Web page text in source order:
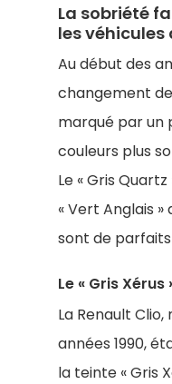
La sobriété
les véhicules
Au début des
changement
marqué par un
couleurs plus
Le « Gris
« Vert Anglais
sont de
Le « Gris
La Renault
années 1990,
la teinte « Gris